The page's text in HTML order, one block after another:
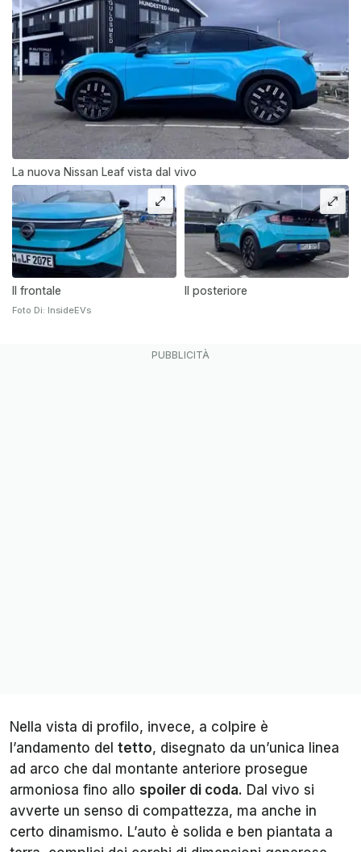
La nuova Nissan Leaf vista dal vivo
Il frontale Il posteriore
Foto Di: InsideEVs
Nella vista di profilo, invece, a colpire è
l’andamento del tetto, disegnato da un’unica linea
ad arco che dal montante anteriore prosegue
armoniosa fino allo spoiler di coda. Dal vivo si
avverte un senso di compattezza, ma anche in
certo dinamismo. L’auto è solida e ben piantata a